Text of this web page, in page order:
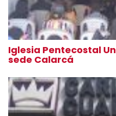
Iglesia Pentecostal
sede Calarcá